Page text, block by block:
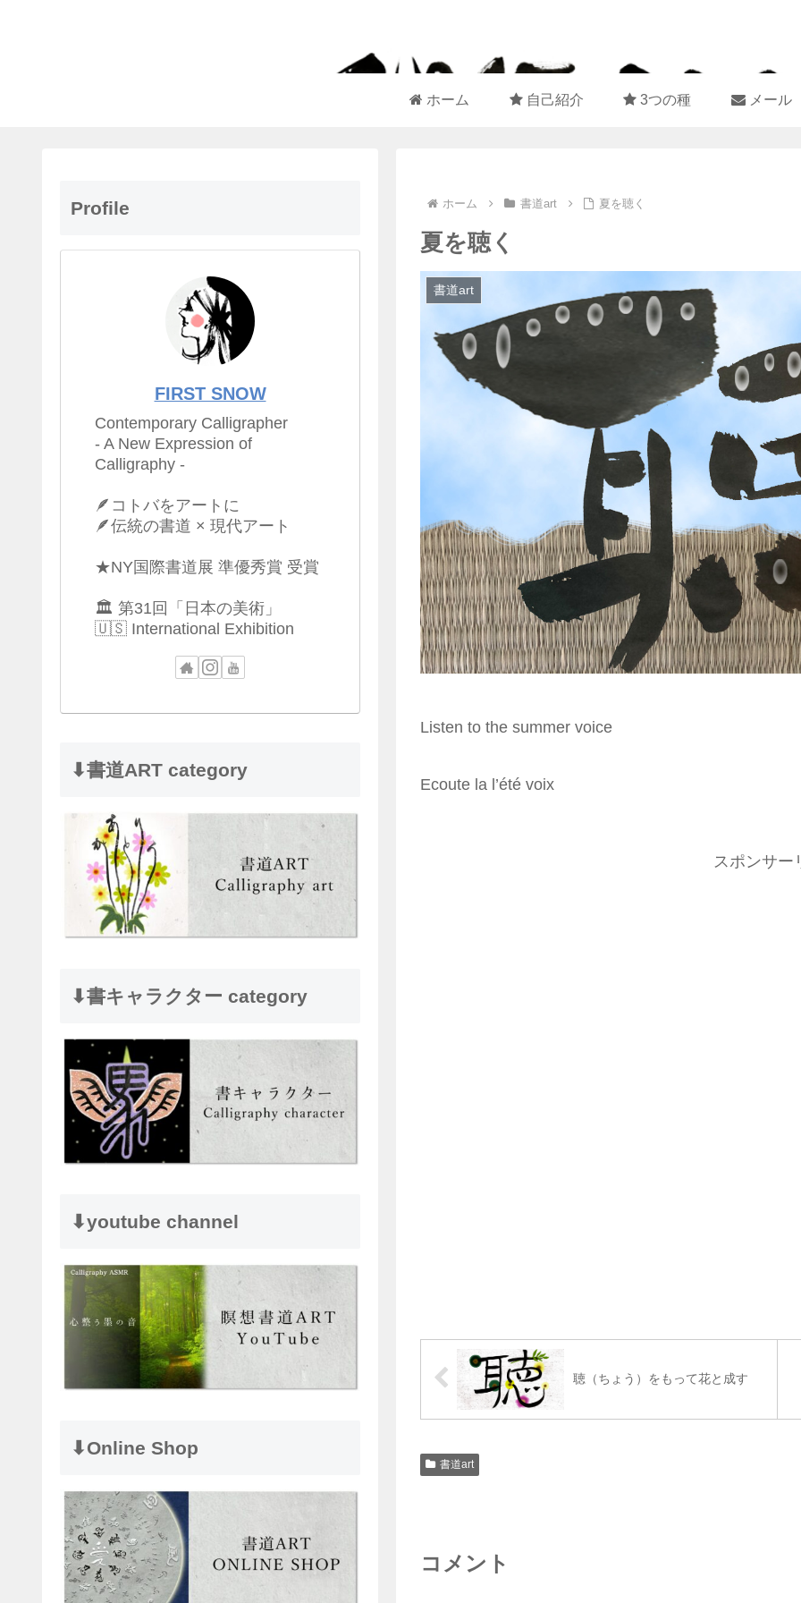
ホーム 自己紹介 3つの種 メール
ホーム 書道art 夏を聴く
夏を聴く
書道art
Listen to the summer voice
Ecoute la l’été voix
スポンサー
聴（ちょう）をもって花と成す
書道art
コメント
Profile
FIRST SNOW
Contemporary Calligrapher
- A New Expression of
Calligraphy -
🪶コトバをアートに
🪶伝統の書道 × 現代アート
★NY国際書道展 準優秀賞 受賞
🏛 第31回「日本の美術」
🇺🇸 International Exhibition
⬇︎書道ART category
⬇︎書キャラクター category
⬇︎youtube channel
⬇︎Online Shop